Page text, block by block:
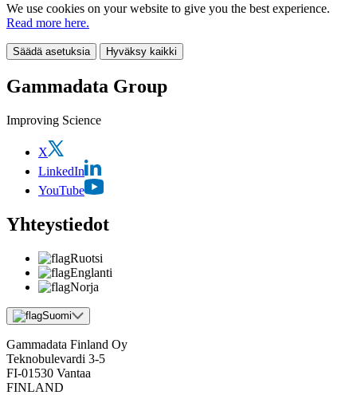
We use cookies on your website to give you the best experience.
Read more here.
Säädä asetuksia Hyväksy kaikki
Gammadata Group
Improving Science
X
LinkedIn
YouTube
Yhteystiedot
Ruotsi
Englanti
Norja
Suomi
Gammadata Finland Oy
Teknobulevardi 3-5
FI-01530 Vantaa
FINLAND